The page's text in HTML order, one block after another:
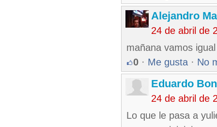
Alejandro
24 de abril de
mañana vamos
0 · Me gusta · No
Eduardo
24 de abril de
Lo que le pasa a